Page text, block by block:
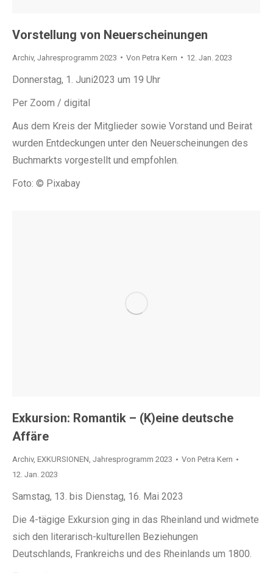
Vorstellung von Neuerscheinungen
Archiv, Jahresprogramm 2023 Von Petra Kern 12. Jan. 2023
Donnerstag, 1. Juni2023 um 19 Uhr
Per Zoom / digital
Aus dem Kreis der Mitglieder sowie Vorstand und Beirat
wurden Entdeckungen unter den Neuerscheinungen des
Buchmarkts vorgestellt und empfohlen.
Foto: © Pixabay
Exkursion: Romantik – (K)eine deutsche
Affäre
Archiv, EXKURSIONEN, Jahresprogramm 2023 Von Petra Kern
12. Jan. 2023
Samstag, 13. bis Dienstag, 16. Mai 2023
Die 4-tägige Exkursion ging in das Rheinland und widmete
sich den literarisch-kulturellen Beziehungen
Deutschlands, Frankreichs und des Rheinlands um 1800.